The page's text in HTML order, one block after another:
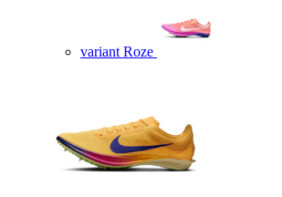
variant Roze